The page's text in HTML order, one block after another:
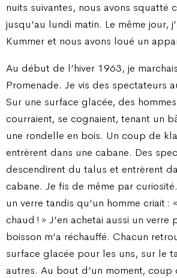
nuits suivantes, nous avons squatté
jusqu’au lundi matin. Le même jour,
Kummer et nous avons loué un
Au début de l’hiver 1963, je
Promenade. Je vis des spectateurs
Sur une surface glacée, des
courraient, se cognaient, tenant un
une rondelle en bois. Un coup de
entrèrent dans une cabane. Des
descendirent du talus et entrèrent
cabane. Je fis de même par
un verre tandis qu’un homme criait :
chaud ! » J’en achetai aussi un
boisson m’a réchauffé. Chacun
surface glacée pour les uns, sur le
autres. Au bout d’un moment, coup